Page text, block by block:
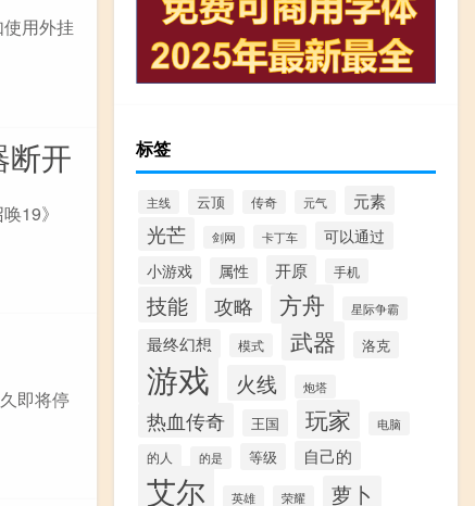
用外挂
断开
19》
即将停
标签
主线 云顶 传奇 元气 元素
光芒 剑网 卡丁车
可以通过
小游戏
属性 开原 手机
技能 攻略 方舟 星际争霸
最终幻想 模式 武器 洛克
游戏 火线 炮塔
热血传奇 王国 玩家 电脑
的人 的是 等级 自己的
艾尔 英雄 荣耀 萝卜